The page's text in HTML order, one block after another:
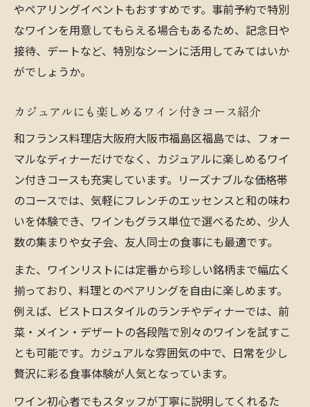
やペアリングイベントもおすすめです。事前予約で特別
なワインを用意してもらえる場合もあるため、記念日や
接待、デートなど、特別なシーンに活用してみてはいか
がでしょうか。
カジュアルにも楽しめるワイン付きコース紹介
和フランス料理店大阪府大阪市福島区福島では、フォー
マルなディナーだけでなく、カジュアルに楽しめるワイ
ン付きコースも充実しています。リーズナブルな価格帯
のコースでは、気軽にフレンチのエッセンスと和の味わ
いを体験でき、ワインもグラス単位で選べるため、少人
数の集まりや女子会、友人同士の食事にも最適です。
また、ワインリストには定番から珍しい銘柄まで幅広く
揃っており、料理とのペアリングを自由に楽しめます。
例えば、ビストロスタイルのランチやディナーでは、前
菜・メイン・デザートの各段階で別々のワインを試すこ
とも可能です。カジュアルな雰囲気の中で、日常を少し
贅沢に彩る食事体験が人気となっています。
ワイン初心者でもスタッフが丁寧に説明してくれるた